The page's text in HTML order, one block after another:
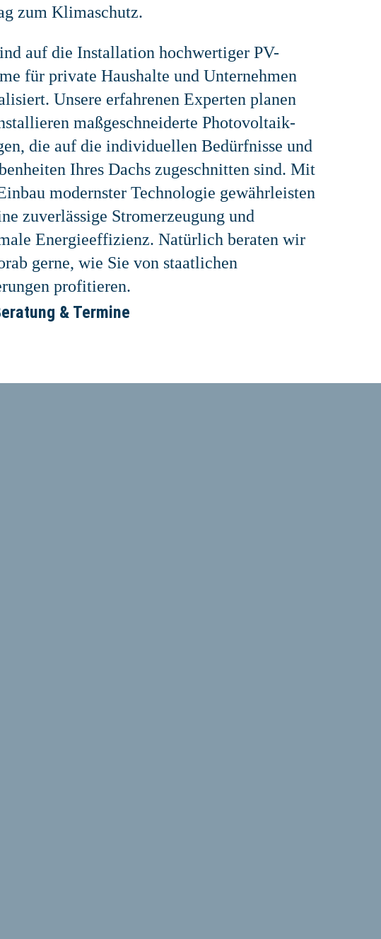
zum Klimaschutz.
auf die Installation hochwertiger PV-
für private Haushalte und Unternehmen
Unsere erfahrenen Experten planen
maßgeschneiderte Photovoltaik-
die auf die individuellen Bedürfnisse und
Ihres Dachs zugeschnitten sind. Mit
modernster Technologie gewährleisten
zuverlässige Stromerzeugung und
Energieeffizienz. Natürlich beraten wir
gerne, wie Sie von staatlichen
profitieren.
& Termine